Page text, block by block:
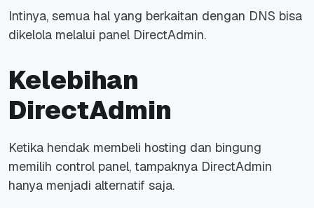
Intinya, semua hal yang berkaitan dengan DNS bisa
dikelola melalui panel DirectAdmin.
Kelebihan
DirectAdmin
Ketika hendak membeli hosting dan bingung
memilih control panel, tampaknya DirectAdmin
hanya menjadi alternatif saja.